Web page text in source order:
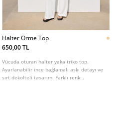
Halter Orme Top
650,00 TL
Vücuda oturan halter yaka triko top.
Ayarlanabilir ince bağlamalı askı detayı ve
sırt dekolteli tasarım. Farklı renk